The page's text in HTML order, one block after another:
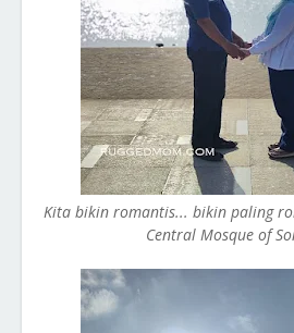
Kita bikin romantis... bikin paling
Central Mosque of